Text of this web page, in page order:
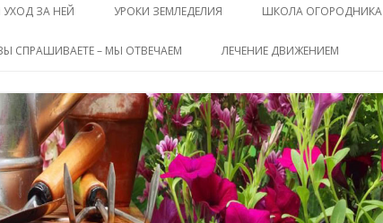
ЗА НЕЙ УРОКИ ЗЕМЛЕДЕЛИЯ ШКОЛА ОГОРОДНИКА
СПРАШИВАЕТЕ – МЫ ОТВЕЧАЕМ ЛЕЧЕНИЕ ДВИЖЕНИЕМ